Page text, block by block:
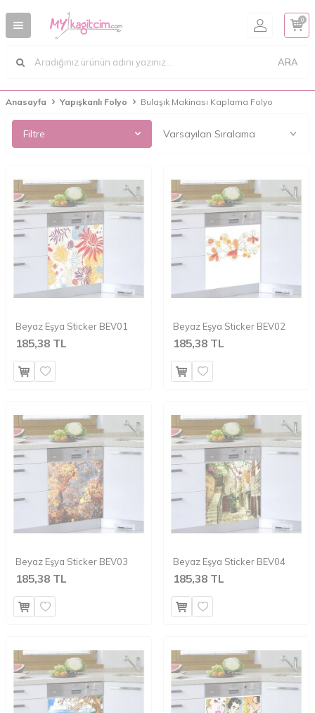
ARA
0
Anasayfa Yapışkanlı Folyo Bulaşık Makinası Kaplama Folyo
Filtre
Beyaz Eşya Sticker BEV01
185,38 TL
Beyaz Eşya Sticker BEV02
185,38 TL
Beyaz Eşya Sticker BEV03
185,38 TL
Beyaz Eşya Sticker BEV04
185,38 TL